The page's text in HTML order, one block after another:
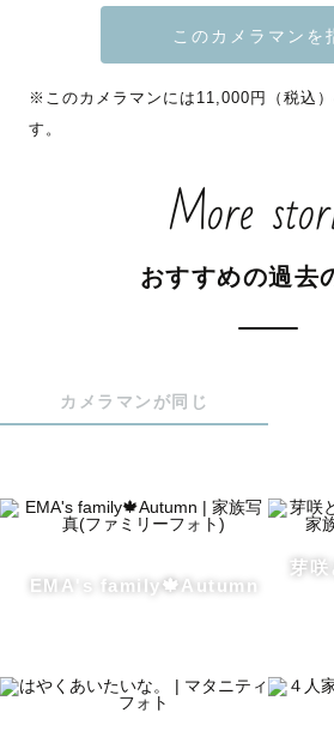
子さまを撮影してきました。
お気軽に「ぽんちゃん」と呼んでくだ
🇰🇷韓国語対応可能
●7〜8月について
カンカン照りの中での撮影となりま
できます◎
バースデーフォトなどの特別なイベ
なにげない日常の１コマを残すのは
今あたりまえに過ごしているその日
※このカメラマンには11,000円（税込
す。
More
おすすめの過去
カメラマンが同じ
EMA's family🍁Autumn
芽咲